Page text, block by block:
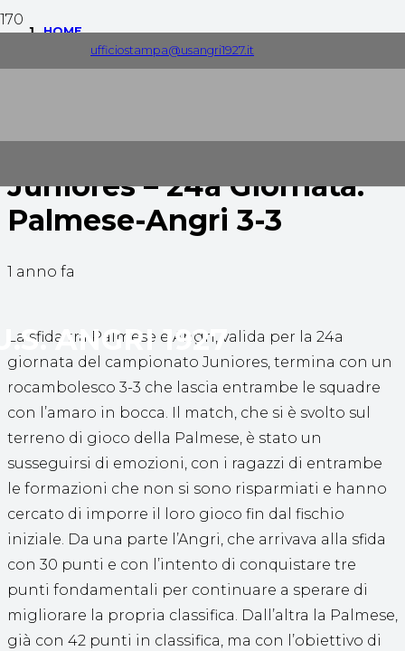
ufficiostampa@usangri1927.it
ANGRI 1927
HOME
Juniores – 24a Giornata:
Palmese-Angri 3-3
1 anno fa
La sfida tra Palmese e Angri, valida per la 24a
giornata del campionato Juniores, termina con un
rocambolesco 3-3 che lascia entrambe le squadre
con l’amaro in bocca. Il match, che si è svolto sul
terreno di gioco della Palmese, è stato un
susseguirsi di emozioni, con i ragazzi di entrambe
le formazioni che non si sono risparmiati e hanno
cercato di imporre il loro gioco fin dal fischio
iniziale. Da una parte l’Angri, che arrivava alla sfida
con 30 punti e con l’intento di conquistare tre
punti fondamentali per continuare a sperare di
migliorare la propria classifica. Dall’altra la Palmese,
già con 42 punti in classifica, ma con l’obiettivo di